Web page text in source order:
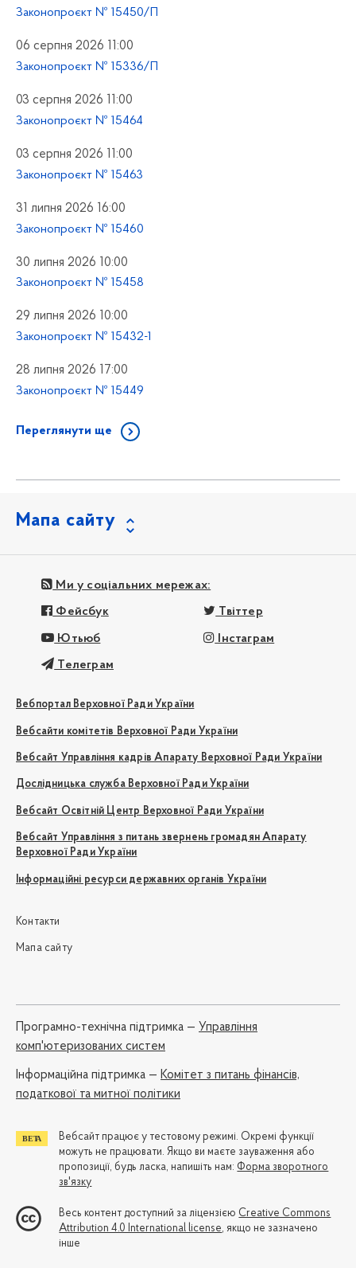
Законопроєкт № 15450/П
06 серпня 2026 11:00
Законопроєкт № 15336/П
03 серпня 2026 11:00
Законопроєкт № 15464
03 серпня 2026 11:00
Законопроєкт № 15463
31 липня 2026 16:00
Законопроєкт № 15460
30 липня 2026 10:00
Законопроєкт № 15458
29 липня 2026 10:00
Законопроєкт № 15432-1
28 липня 2026 17:00
Законопроєкт № 15449
Переглянути ще
Мапа сайту
Ми у соціальних мережах:
Фейсбук Твіттер
Ютьюб Інстаграм
Телеграм
Вебпортал Верховної Ради України
Вебсайти комітетів Верховної Ради України
Вебсайт Управління кадрів Апарату Верховної Ради України
Дослідницька служба Верховної Ради України
Вебсайт Освітній Центр Верховної Ради України
Вебсайт Управління з питань звернень громадян Апарату
Верховної Ради України
Інформаційні ресурси державних органів України
Контакти
Мапа сайту
Програмно-технічна підтримка — Управління
комп'ютеризованих систем
Iнформаційна підтримка — Комітет з питань фінансів,
податкової та митної політики
Вебсайт працює у тестовому режимі. Окремі функції
можуть не працювати. Якщо ви маєте зауваження або
пропозиції, будь ласка, напишіть нам: Форма зворотного
зв'язку
Весь контент доступний за ліцензією Creative Commons
Attribution 4.0 International license, якщо не зазначено
інше